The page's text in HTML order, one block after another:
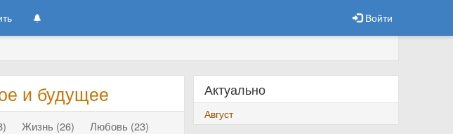
Войти
и будущее
Жизнь (26)
Любовь (23)
Актуально
Август